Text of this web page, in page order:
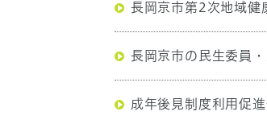
長岡京市第2次地域健
長岡京市の民生委員
成年後見制度利用促